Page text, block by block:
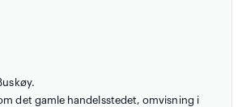
det gamle handelsstedet, omvisning i